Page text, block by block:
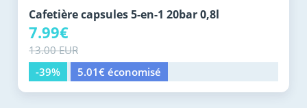
Cafetière capsules 5-en-1 20bar 0,8l
7.99€
13.00 EUR
-39%
5.01€ économisé